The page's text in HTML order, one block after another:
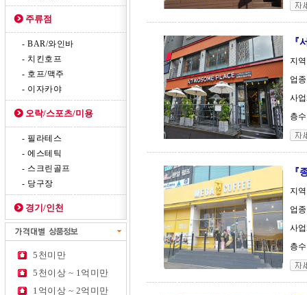
주류점
- BAR/와인바
- 치킨호프
- 호프/맥주
- 이자카야
오락/스포츠/미용
- 필라테스
- 에스테틱
- 스크린골프
- 당구장
경기/인천
5천미만
5천이상 ~ 1억미만
1억이상 ~ 2억미만
『
지
업
사
층
『
지
업
사
층